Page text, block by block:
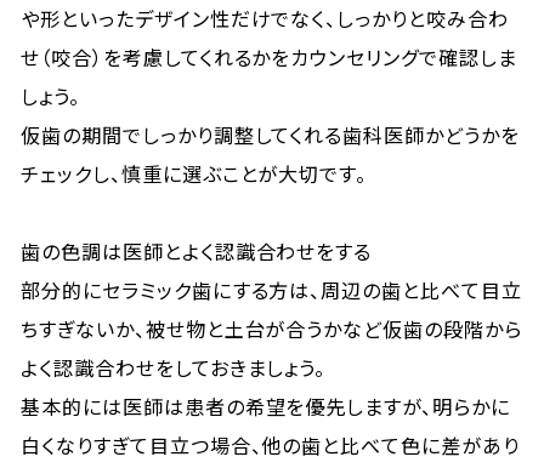
や形といったデザイン性だけでなく、しっかりと咬み合わ
せ（咬合）を考慮してくれるかをカウンセリングで確認しま
しょう。
仮歯の期間でしっかり調整してくれる歯科医師かどうかを
チェックし、慎重に選ぶことが大切です。
歯の色調は医師とよく認識合わせをする
部分的にセラミック歯にする方は、周辺の歯と比べて目立
ちすぎないか、被せ物と土台が合うかなど仮歯の段階から
よく認識合わせをしておきましょう。
基本的には医師は患者の希望を優先しますが、明らかに
白くなりすぎて目立つ場合、他の歯と比べて色に差があり